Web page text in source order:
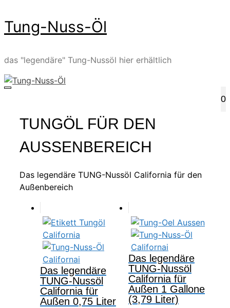
Zum
Inhalt
Tung-Nuss-Öl
das "legendäre" Tung-Nussöl hier erhältlich
0
TUNGÖL FÜR DEN
AUSSENBEREICH
Das legendäre TUNG-Nussöl California für den
Außenbereich
Das legendäre
TUNG-Nussöl
California für
Außen 0,75 Liter
Das legendäre
TUNG-Nussöl
California für
Außen 1 Gallone
(3,79 Liter)